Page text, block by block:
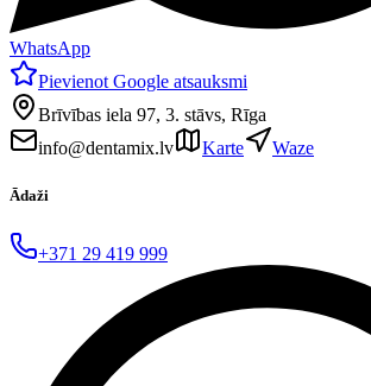
WhatsApp
Pievienot Google atsauksmi
Brīvības iela 97, 3. stāvs, Rīga
info@dentamix.lv
Karte Waze
Ādaži
+371 29 419 999